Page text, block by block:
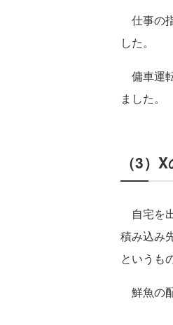
仕事の
した。
傭車運
ました。
（3）
自宅を
積み込み
というも
鮮魚の